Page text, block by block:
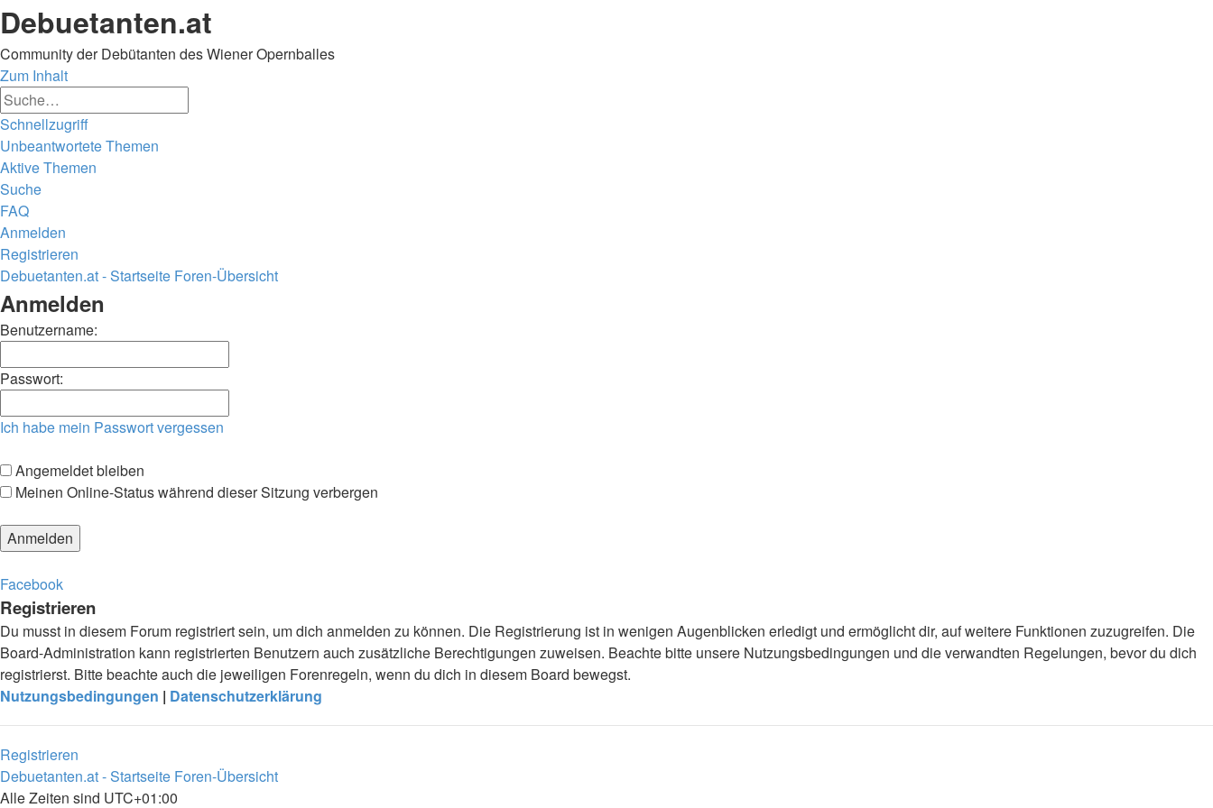
Debuetanten.at
Community der Debütanten des Wiener Opernballes
Zum Inhalt
Schnellzugriff
Unbeantwortete Themen
Aktive Themen
Suche
FAQ
Anmelden
Registrieren
Debuetanten.at - Startseite Foren-Übersicht
Suche
Anmelden
Benutzername:
Passwort:
Ich habe mein Passwort vergessen
Angemeldet bleiben
Meinen Online-Status während dieser Sitzung verbergen
Facebook
Registrieren
Du musst in diesem Forum registriert sein, um dich anmelden zu können. Die Registrierung ist in wenigen Augenblicken erledigt und ermöglicht dir, auf weitere Funktionen zuzugreifen. Die
Board-Administration kann registrierten Benutzern auch zusätzliche Berechtigungen zuweisen. Beachte bitte unsere Nutzungsbedingungen und die verwandten Regelungen, bevor du dich
registrierst. Bitte beachte auch die jeweiligen Forenregeln, wenn du dich in diesem Board bewegst.
Nutzungsbedingungen | Datenschutzerklärung
Registrieren
Debuetanten.at - Startseite Foren-Übersicht
Alle Zeiten sind UTC+01:00